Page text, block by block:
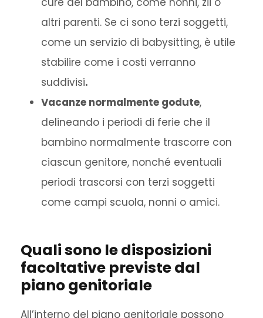
altri parenti. Se ci sono terzi soggetti,
come un servizio di babysitting, è utile
stabilire come i costi verranno
suddivisi.
Vacanze normalmente godute,
delineando i periodi di ferie che il
bambino normalmente trascorre con
ciascun genitore, nonché eventuali
periodi trascorsi con terzi soggetti
come campi scuola, nonni o amici.
Quali sono le disposizioni
facoltative previste dal
piano genitoriale
All’interno del piano genitoriale possono